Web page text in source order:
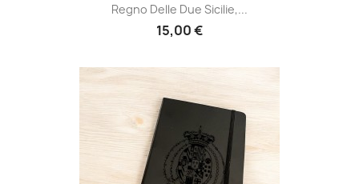
Regno Delle Due Sicilie,...
15,00 €